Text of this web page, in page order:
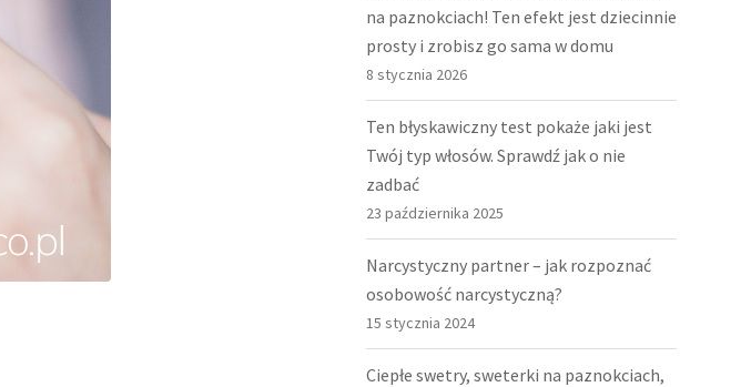
na paznokciach! Ten efekt jest dziecinnie
prosty i zrobisz go sama w domu
8 stycznia 2026
Ten błyskawiczny test pokaże jaki jest
Twój typ włosów. Sprawdź jak o nie
zadbać
23 października 2025
Narcystyczny partner – jak rozpoznać
osobowość narcystyczną?
15 stycznia 2024
Ciepłe swetry, sweterki na paznokciach,